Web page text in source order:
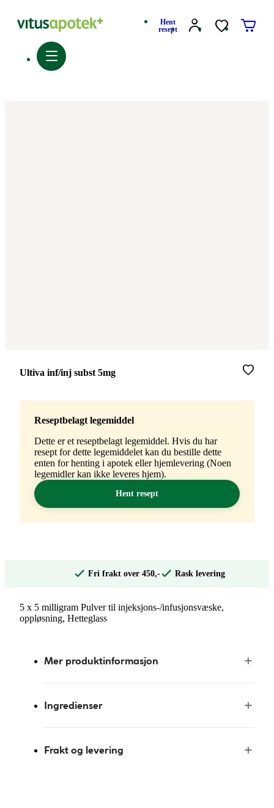
Hent
resept
Merke:
Ultiva inf/inj subst 5mg
Reseptbelagt legemiddel
Dette er et reseptbelagt legemiddel. Hvis du har
resept for dette legemiddelet kan du bestille dette
enten for henting i apotek eller hjemlevering (Noen
legemidler kan ikke leveres hjem).
Hent resept
Fri frakt over 450,- Rask levering
5 x 5 milligram Pulver til injeksjons-/infusjonsvæske,
oppløsning, Hetteglass
Mer produktinformasjon
Ingredienser
Frakt og levering